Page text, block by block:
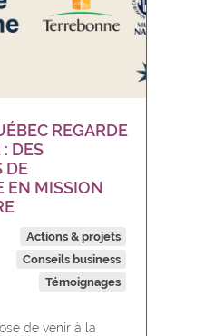
REGARDE
DES
DE
EN MISSION
Actions & projets
Conseils business
Témoignages
de venir à la